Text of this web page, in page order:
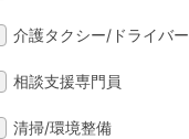
介護タクシー/ドライバー
相談支援専門員
清掃/環境整備